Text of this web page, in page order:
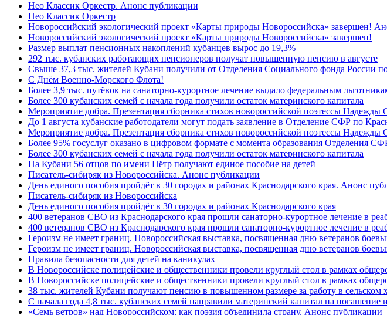
Нео Классик Оркестр. Анонс публикации
Нео Классик Оркестр
Новороссийский экологический проект «Карты природы Новороссийска» завершен!
Новороссийский экологический проект «Карты природы Новороссийска» завершен!
Размер выплат пенсионных накоплений кубанцев вырос до 19,3%
292 тыс. кубанских работающих пенсионеров получат повышенную пенсию в августе
Свыше 37,3 тыс. жителей Кубани получили от Отделения Социального фонда России
C Днём Военно-Морского Флота!
Более 3,9 тыс. путёвок на санаторно-курортное лечение выдало федеральным
Более 300 кубанских семей с начала года получили остаток материнского капитала
Мероприятие добра. Презентация сборника стихов новороссийской поэтессы
До 1 августа кубанские работодатели могут подать заявление в Отделение СФР по
Мероприятие добра. Презентация сборника стихов новороссийской поэтессы Надежды
Более 95% госуслуг оказано в цифровом формате с момента образования Отделения
Более 300 кубанских семей с начала года получили остаток материнского капитала
На Кубани 56 отцов по имени Пётр получают единое пособие на детей
Писатель-сибиряк из Новороссийска. Анонс публикации
День единого пособия пройдёт в 30 городах и районах Краснодарского края. Анонс
Писатель-сибиряк из Новороссийска
День единого пособия пройдёт в 30 городах и районах Краснодарского края
400 ветеранов СВО из Краснодарского края прошли санаторно-курортное лечение в
400 ветеранов СВО из Краснодарского края прошли санаторно-курортное лечение в
Героизм не имеет границ. Новороссийская выставка, посвященная дню ветеранов
Героизм не имеет границ. Новороссийская выставка, посвященная дню ветеранов
Правила безопасности для детей на каникулах
В Новороссийске полицейские и общественники провели круглый стол в рамках
В Новороссийске полицейские и общественники провели круглый стол в рамках
38 тыс. жителей Кубани получают пенсию в повышенном размере за работу в сельском
С начала года 4,8 тыс. кубанских семей направили материнский капитал на
«Семь ветров» над Новороссийском: как поэзия объединила страну. Анонс публикации